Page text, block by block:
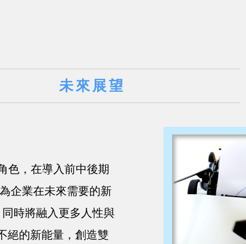
未來展望
色，在導入前中後期
企業在未來需要的新
時將融入更多人性與
絕的新能量，創造雙